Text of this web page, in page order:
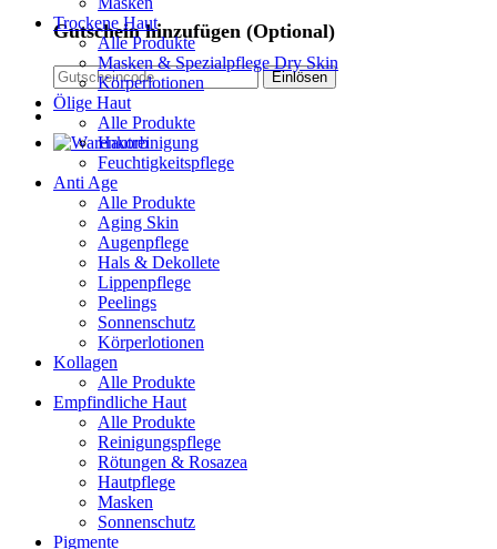
Gutschein hinzufügen (Optional)
Trockene Haut
Alle Produkte
Masken & Spezialpflege Dry Skin
Körperlotionen
Ölige Haut
Alle Produkte
Hautreinigung
Feuchtigkeitspflege
Anti Age
Alle Produkte
Aging Skin
Augenpflege
Hals & Dekollete
Lippenpflege
Peelings
Sonnenschutz
Körperlotionen
Kollagen
Alle Produkte
Empfindliche Haut
Alle Produkte
Reinigungspflege
Rötungen & Rosazea
Hautpflege
Masken
Sonnenschutz
Pigmente